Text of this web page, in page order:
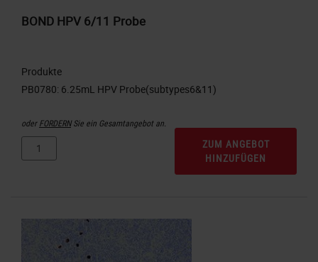
BOND HPV 6/11 Probe
Produkte
oderFORDERNSie ein Gesamtangebot an.
ZUM ANGEBOT
HINZUFÜGEN